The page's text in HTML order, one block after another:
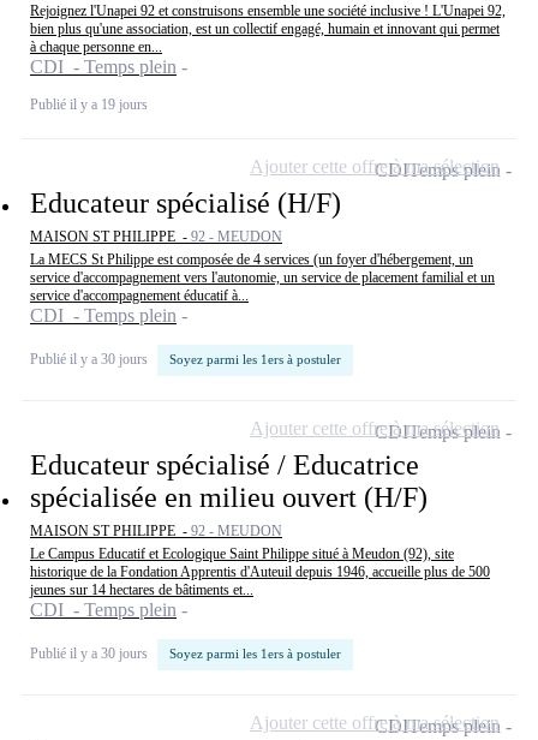
Rejoignez l'Unapei 92 et construisons ensemble une société inclusive ! L'Unapei 92,
bien plus qu'une association, est un collectif engagé, humain et innovant qui permet
à chaque personne en...
CDI - Temps plein
Publié il y a 19 jours
Educateur spécialisé (H/F)
MAISON ST PHILIPPE - 92 - MEUDON
La MECS St Philippe est composée de 4 services (un foyer d'hébergement, un
service d'accompagnement vers l'autonomie, un service de placement familial et un
service d'accompagnement éducatif à...
CDI - Temps plein
Publié il y a 30 jours Soyez parmi les 1ers à postuler
CDITemps plein
Ajouter cette offre à ma sélection
Educateur spécialisé / Educatrice
spécialisée en milieu ouvert (H/F)
MAISON ST PHILIPPE - 92 - MEUDON
Le Campus Educatif et Ecologique Saint Philippe situé à Meudon (92), site
historique de la Fondation Apprentis d'Auteuil depuis 1946, accueille plus de 500
jeunes sur 14 hectares de bâtiments et...
CDI - Temps plein
Publié il y a 30 jours Soyez parmi les 1ers à postuler
CDITemps plein
Ajouter cette offre à ma sélection
CDITemps plein
Ajouter cette offre à ma sélection